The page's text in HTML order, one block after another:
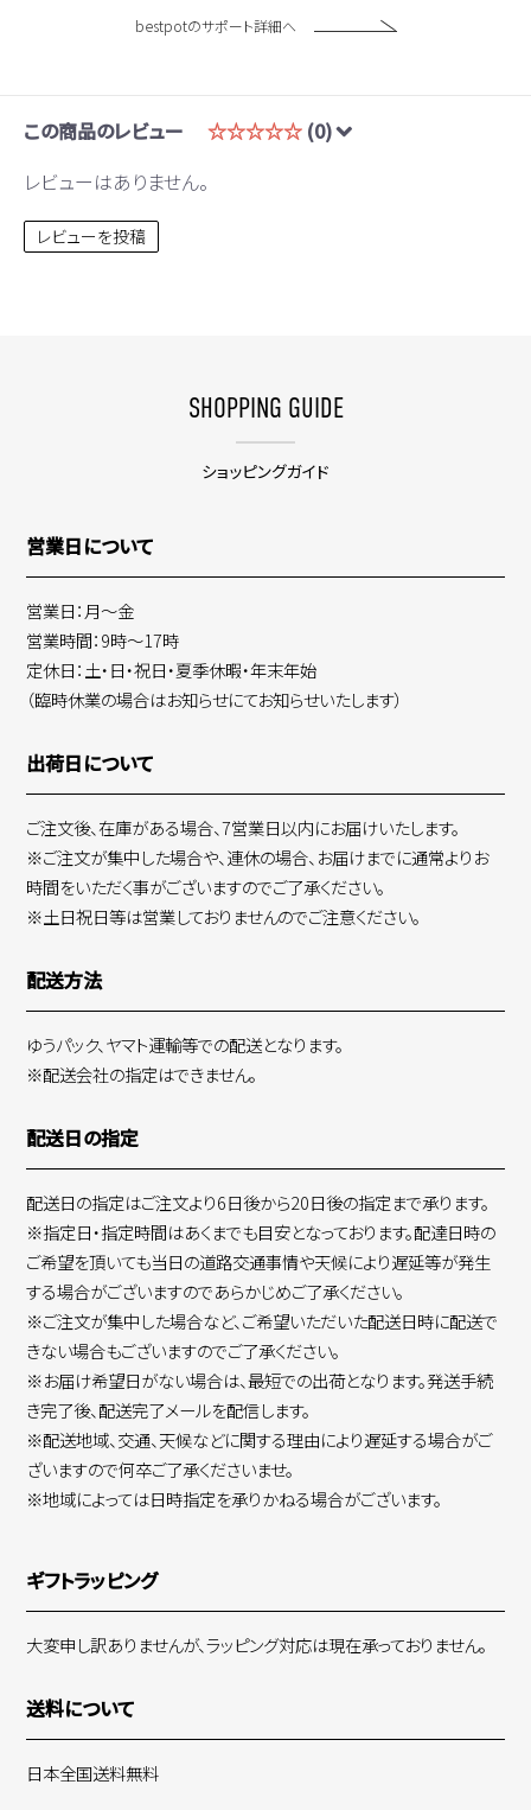
bestpotのサポート詳細へ
この商品のレビュー ☆☆☆☆☆ (0)
レビューはありません。
レビューを投稿
SHOPPING GUIDE
ショッピングガイド
営業日について
営業日：月～金
営業時間：9時～17時
定休日：土・日・祝日・夏季休暇・年末年始
（臨時休業の場合はお知らせにてお知らせいたします）
出荷日について
ご注文後、在庫がある場合、7営業日以内にお届けいたします。
※ご注文が集中した場合や、連休の場合、お届けまでに通常よりお
時間をいただく事がございますのでご了承ください。
※土日祝日等は営業しておりませんのでご注意ください。
配送方法
ゆうパック、ヤマト運輸等での配送となります。
※配送会社の指定はできません。
配送日の指定
配送日の指定はご注文より6日後から20日後の指定まで承ります。
※指定日・指定時間はあくまでも目安となっております。配達日時の
ご希望を頂いても当日の道路交通事情や天候により遅延等が発生
する場合がございますのであらかじめご了承ください。
※ご注文が集中した場合など、ご希望いただいた配送日時に配送で
きない場合もございますのでご了承ください。
※お届け希望日がない場合は、最短での出荷となります。発送手続
き完了後、配送完了メールを配信します。
※配送地域、交通、天候などに関する理由により遅延する場合がご
ざいますので何卒ご了承くださいませ。
※地域によっては日時指定を承りかねる場合がございます。
ギフトラッピング
大変申し訳ありませんが、ラッピング対応は現在承っておりません。
送料について
日本全国送料無料